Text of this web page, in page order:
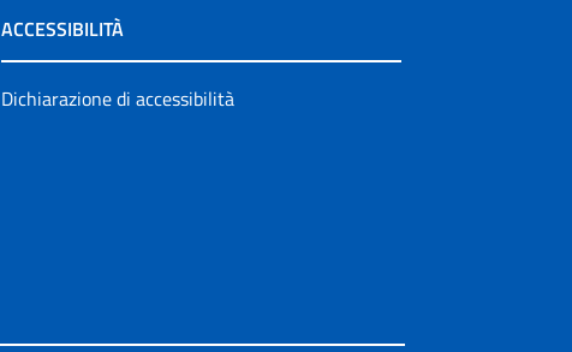
ACCESSIBILITÀ
Dichiarazione di accessibilità